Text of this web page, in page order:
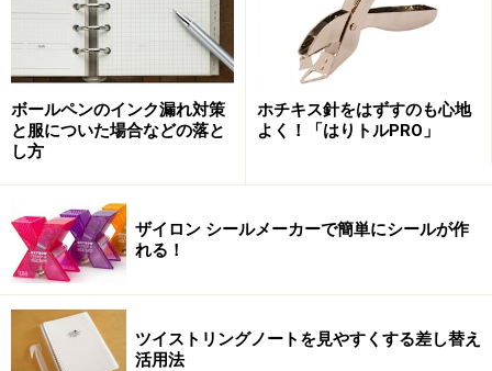
での丸善・日本橋店の伝統や良さを活かしながらも、新
しさもしっかりと織り交ぜられているということだ。新
しいと言っても流行に迎合するのではなく、丸善らしい
大人の男性をとらえたこだわりステーショナリーが選り
すぐられていた。言わば、大人の男のための正統派文房
具店といった感じだ。
一見目立たない什器のトップには
手の込んだ装飾が施されている
ボールペンのインク漏れ対策
と服についた場合などの落と
し方
ホチキス針をはずすのも心地
よく！「はりトルPRO」
ザイロン シールメーカーで簡単にシールが作
れる！
ツイストリングノートを見やすくする差し替え
活用法